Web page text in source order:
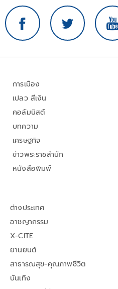
การเมือง
เปลว สีเงิน
คอลัมนิสต์
บทความ
เศรษฐกิจ
ข่าวพระราชสำนัก
หนังสือพิมพ์
ต่างประเทศ
อาชญากรรม
X-CITE
ยานยนต์
สาธารณสุข-คุณภาพชีวิต
บันเทิง